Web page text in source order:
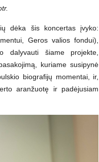
dėka šis koncertas įvyko:
Geros valios fondui),
dalyvauti šiame projekte,
kuriame susipynė
biografijų momentai, ir,
aranžuotę ir padėjusiam